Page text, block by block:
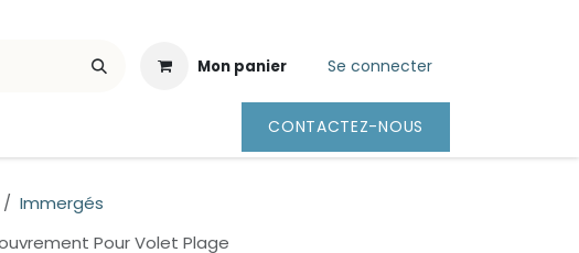
Mon panier Se connecter
CONTACTEZ-NOUS
Immergés
Pour Volet Plage